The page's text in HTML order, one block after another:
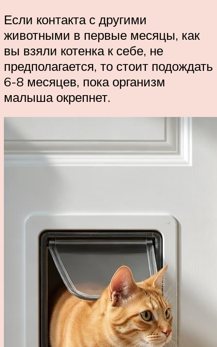
Если контакта с другими
животными в первые месяцы, как
вы взяли котенка к себе, не
предполагается, то стоит подождать
6-8 месяцев, пока организм
малыша окрепнет.